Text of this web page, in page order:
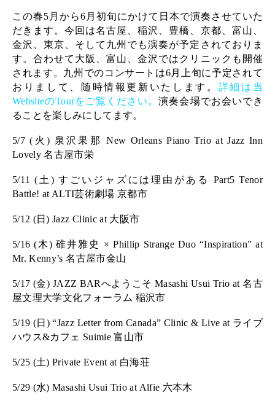
この春5月から6月初旬にかけて日本で演奏させていた
だきます。今回は名古屋、稲沢、豊橋、京都、富山、
金沢、東京、そして九州でも演奏が予定されておりま
す。合わせて大阪、富山、金沢ではクリニックも開催
されます。九州でのコンサートは6月上旬に予定されて
おりまして、随時情報更新いたします。 詳細は当
WebsiteのTourをご覧ください。演奏会場でお会いでき
ることを楽しみにしてます。
5/7 (火) 泉沢果那 New Orleans Piano Trio at Jazz Inn
Lovely 名古屋市栄
5/11 (土) すごいジャズには理由がある Part5 Tenor
Battle! at ALTI芸術劇場 京都市
5/12 (日) Jazz Clinic at 大阪市
5/16 (木) 碓井雅史 × Phillip Strange Duo “Inspiration” at
Mr. Kenny’s 名古屋市金山
5/17 (金) JAZZ BARへようこそ Masashi Usui Trio at 名古
屋文理大学文化フォーラム 稲沢市
5/19 (日) “Jazz Letter from Canada” Clinic & Live at ライブ
ハウス&カフェ Suimie 富山市
5/25 (土) Private Event at 白海荘
5/29 (水) Masashi Usui Trio at Alfie 六本木